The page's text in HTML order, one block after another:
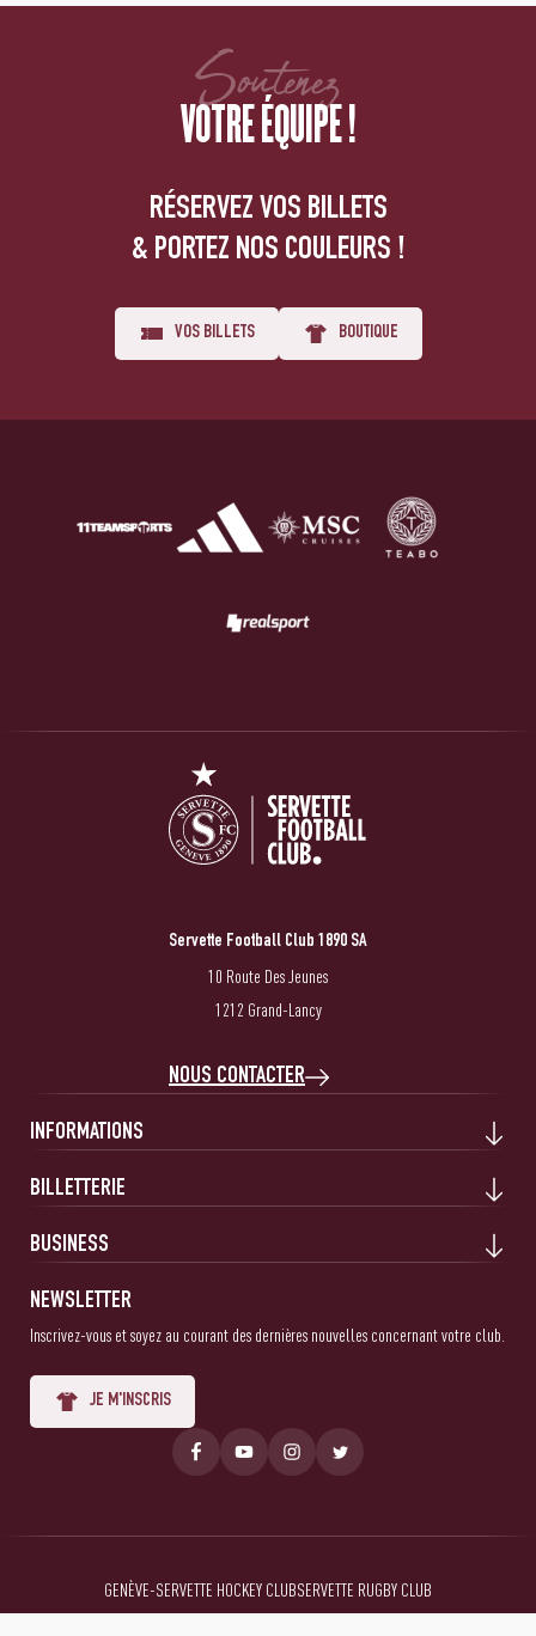
Soutenez
VOTRE ÉQUIPE !
RÉSERVEZ VOS BILLETS
& PORTEZ NOS COULEURS !
VOS BILLETS BOUTIQUE
Servette Football Club 1890 SA
10 Route Des Jeunes
1212 Grand-Lancy
NOUS CONTACTER
INFORMATIONS
BILLETTERIE
BUSINESS
NEWSLETTER
Inscrivez-vous et soyez au courant des dernières nouvelles concernant votre club.
JE M'INSCRIS
GENÈVE-SERVETTE HOCKEY CLUBSERVETTE RUGBY CLUB